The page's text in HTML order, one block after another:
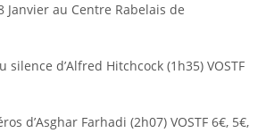
Janvier au Centre Rabelais de
silence d’Alfred Hitchcock (1h35) VOSTF
d’Asghar Farhadi (2h07) VOSTF 6€, 5€,